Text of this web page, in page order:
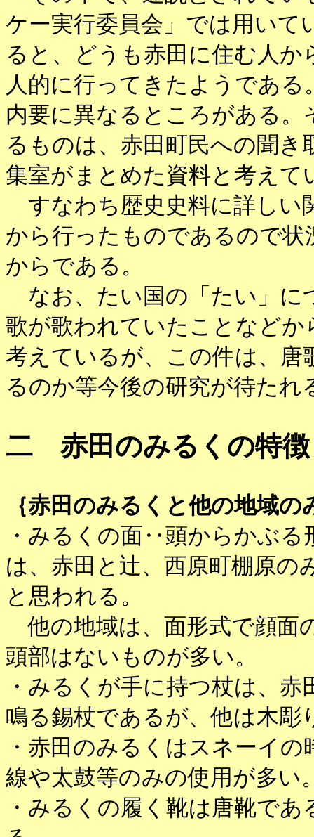
ケー実行委員会」では用いて
ると、どうも赤田に住む人
人的に行ってきたようであ
内要に異なるところがある
るものは、赤田町民への聞き
集室がまとめた資料と考えて
すなわち歴史史料に詳しい
から行ったものであるので
からである。
なお、たい国の「たい」に
歌が歌われていたことなど
考えているが、この件は、
るのか等今後の研究が待た
二 赤田のみるくの特徴
｛赤田のみるくと他の地域
・みるくの面‥頭からかぶる
は、赤田と辻、西原町棚原の
と思われる。
他の地域は、面形式で顔面
頭部はないものが多い。
・みるくが手に持つ杖は、赤
鳴る錫杖であるが、他は木彫
・赤田のみるくはスネーイ
線や太鼓等のみの使用が多い
・みるくの履く靴は唐靴で